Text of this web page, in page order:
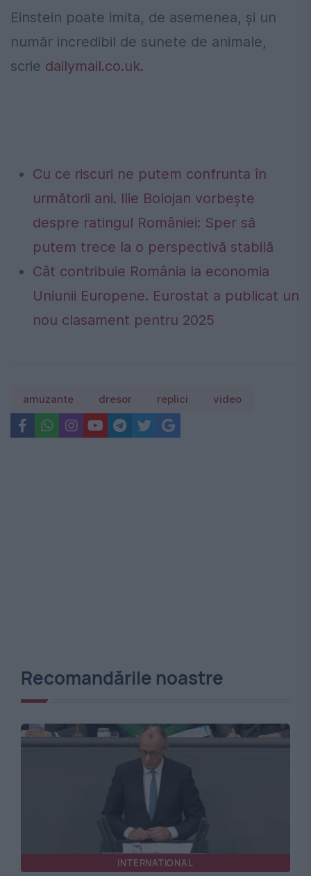
Einstein poate imita, de asemenea, și un
număr incredibil de sunete de animale,
scrie dailymail.co.uk.
Cu ce riscuri ne putem confrunta în
următorii ani. Ilie Bolojan vorbește
despre ratingul României: Sper să
putem trece la o perspectivă stabilă
Cât contribuie România la economia
Uniunii Europene. Eurostat a publicat un
nou clasament pentru 2025
amuzante dresor replici video
Recomandările noastre
INTERNATIONAL